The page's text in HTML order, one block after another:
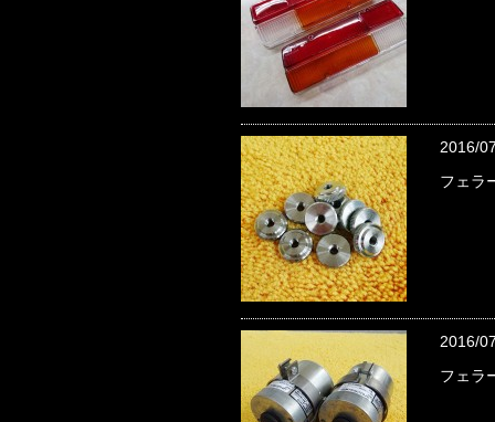
2016/
フェラ
2016/
フェラ